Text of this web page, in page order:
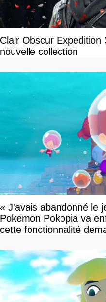
Clair Obscur
nouvelle collection
« J'avais abandonné le
Pokemon Pokopia va
cette fonctionnalité